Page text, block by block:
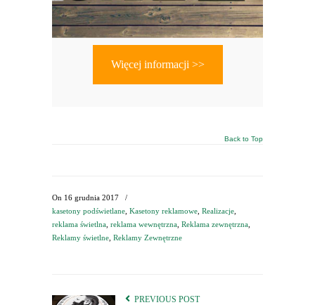
Więcej informacji >>
Back to Top
On 16 grudnia 2017
/
kasetony podświetlane Kasetony reklamowe Realizacje
reklama świetlna reklama wewnętrzna Reklama zewnętrzna
Reklamy świetlne Reklamy Zewnętrzne
PREVIOUS POST